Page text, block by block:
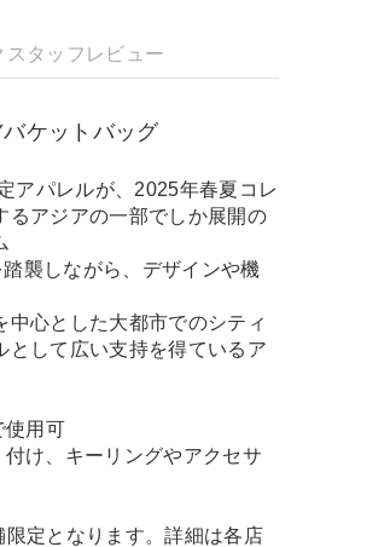
スタッフレビュー
ケットバッグ
アパレルが、2025年春夏コレ
るアジアの一部でしか展開の
襲しながら、デザインや機
心とした大都市でのシティ
として広い支持を得ているア
使用可
け、キーリングやアクセサ
定となります。詳細は各店